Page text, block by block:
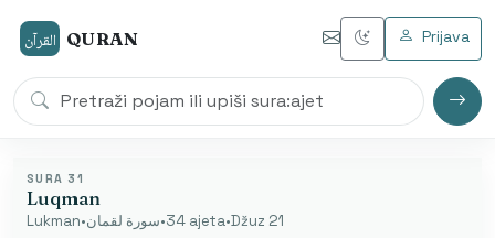
القرآن QURAN Prijava
SURA 31
Luqman
Lukman•سورة لقمان•34 ajeta•Džuz 21